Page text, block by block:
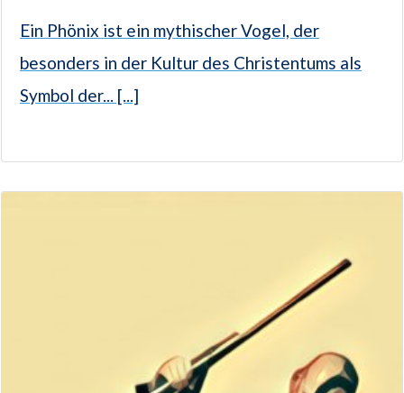
Ein Phönix ist ein mythischer Vogel, der
besonders in der Kultur des Christentums als
Symbol der... [...]